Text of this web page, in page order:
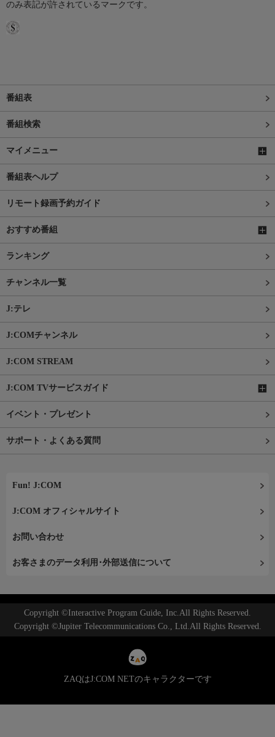
のみ表記が許されているマークです。
番組表
番組検索
マイメニュー
番組表ヘルプ
リモート録画予約ガイド
おすすめ番組
ランキング
チャンネル一覧
J:テレ
J:COMチャンネル
J:COM STREAM
J:COM TVサービスガイド
イベント・プレゼント
サポート・よくある質問
Fun! J:COM
J:COM オフィシャルサイト
お問い合わせ
お客さまのデータ利用･外部送信について
Copyright ©Interactive Program Guide, Inc.All Rights Reserved.
Copyright ©Jupiter Telecommunications Co., Ltd.All Rights Reserved.
ZAQはJ:COM NETのキャラクターです